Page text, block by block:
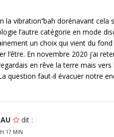
la vibration’’bah dorénavant cela
l’autre catégorie en mode
un choix qui vient du
l’être. En novembre 2020 j’ai
en rêve la terre mais
question faut-il évacuer notre
dit :
17 MIN